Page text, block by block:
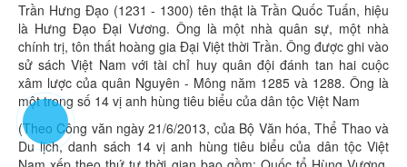
Trần Hưng Đạo (1231 - 1300) tên thật là Trần Quốc Tuấn, hiệu
là Hưng Đạo Đại Vương. Ông là một nhà quân sự, một nhà
chính trị, tôn thất hoàng gia Đại Việt thời Trần. Ông được ghi vào
sử sách Việt Nam với tài chỉ huy quân đội đánh tan hai cuộc
xâm lược của quân Nguyên - Mông năm 1285 và 1288. Ông là
một trong số 14 vị anh hùng tiêu biểu của dân tộc Việt Nam
(Theo Công văn ngày 21/6/2013, của Bộ Văn hóa, Thể Thao và
Du lịch, danh sách 14 vị anh hùng tiêu biểu của dân tộc Việt